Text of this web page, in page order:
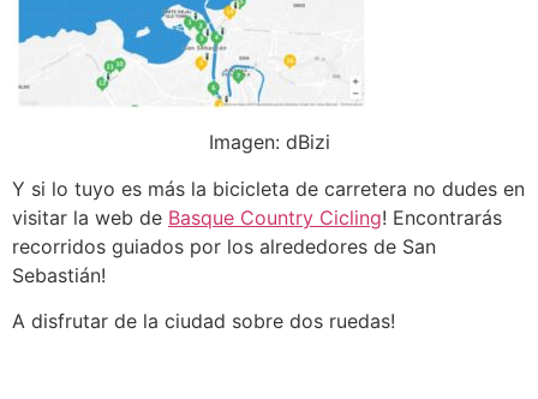
Imagen: dBizi
Y si lo tuyo es más la bicicleta de carretera no dudes en
visitar la web de Basque Country Cicling! Encontrarás
recorridos guiados por los alrededores de San
Sebastián!
A disfrutar de la ciudad sobre dos ruedas!